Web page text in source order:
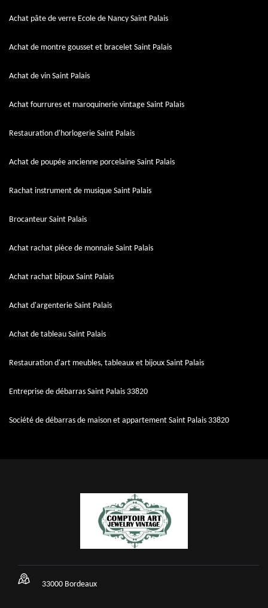
Achat pâte de verre Ecole de Nancy Saint Palais
Achat de montre gousset et bracelet Saint Palais
Achat de vin Saint Palais
Achat fourrures et maroquinerie vintage Saint Palais
Restauration d'horlogerie Saint Palais
Achat de poupée ancienne porcelaine Saint Palais
Rachat instrument de musique Saint Palais
Brocanteur Saint Palais
Achat rachat pièce de monnaie Saint Palais
Achat rachat bijoux Saint Palais
Achat d'argenterie Saint Palais
Achat de tableau Saint Palais
Restauration d'art meubles, tableaux et bijoux Saint Palais
Entreprise de débarras Saint Palais 33820
Société de débarras de maison et appartement Saint Palais 33820
33000 Bordeaux